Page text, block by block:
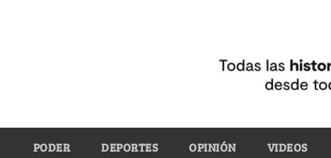
PODER DEPORTES OPINIÓN VIDEOS